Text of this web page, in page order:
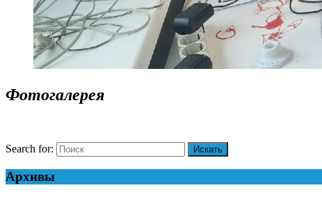
Фотогалерея
Search for:
Архивы